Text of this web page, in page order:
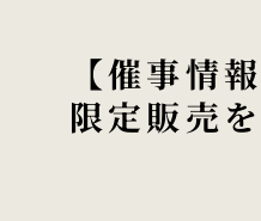
【催事情
限定販売